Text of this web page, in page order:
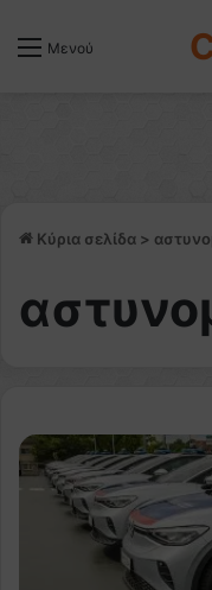
Μενού
Κύρια σελίδα >